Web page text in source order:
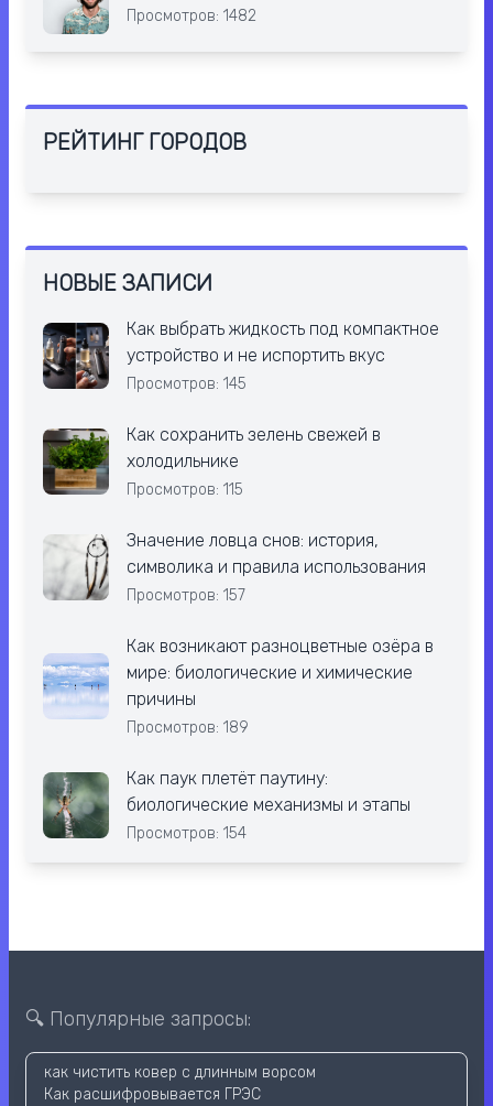
Просмотров: 1482
РЕЙТИНГ ГОРОДОВ
НОВЫЕ ЗАПИСИ
Как выбрать жидкость под компактное
устройство и не испортить вкус
Просмотров: 145
Как сохранить зелень свежей в
холодильнике
Просмотров: 115
Значение ловца снов: история,
символика и правила использования
Просмотров: 157
Как возникают разноцветные озёра в
мире: биологические и химические
причины
Просмотров: 189
Как паук плетёт паутину:
биологические механизмы и этапы
Просмотров: 154
🔍 Популярные запросы:
как чистить ковер с длинным ворсом
Как расшифровывается ГРЭС